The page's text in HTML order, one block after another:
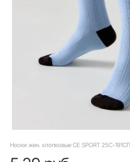
Носки жен. хлопковые CE SPORT 25С-